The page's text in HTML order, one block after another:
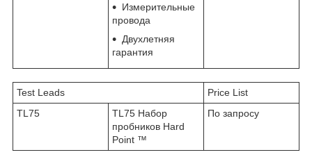
Измерительные
провода
Двухлетняя
гарантия
Test Leads
Price List
TL75
TL75 Набор
пробников Hard
Point ™
По запросу